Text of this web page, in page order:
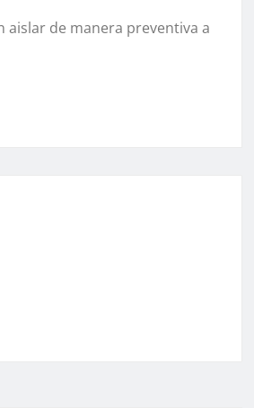
aislar de manera preventiva a